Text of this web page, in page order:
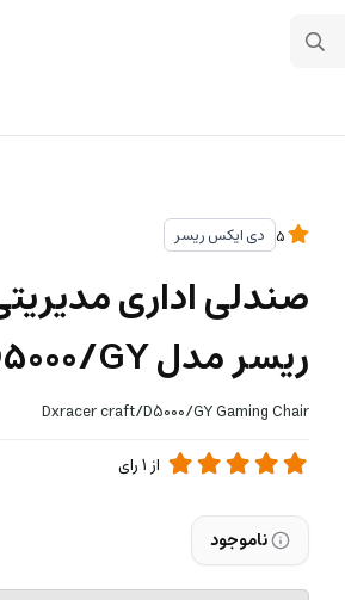
دی ایکس ریسر
صندلی اداری
ریسر مدل Craft Series/D5000/GY
Dxracer craft/D5000/GY Gaming Chair
از1رای
ناموجود